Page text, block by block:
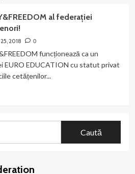
al federației
2018 0
funcționează ca un
EURO EDUCATION cu statut privat
cetățenilor...